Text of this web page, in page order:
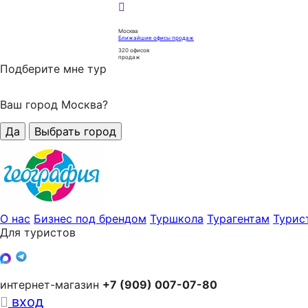
Москва
Ближайшие офисы продаж
320 офисов
продаж
Подберите мне тур
Ваш город Москва?
Да
Выбрать город
О нас Бизнес под брендом Туршкола Турагентам
Для туристов
интернет-магазин +7 (909) 007-07-80
вход